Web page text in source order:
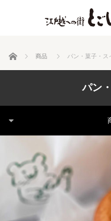
ホーム 商品 パン・菓子・ス
パン